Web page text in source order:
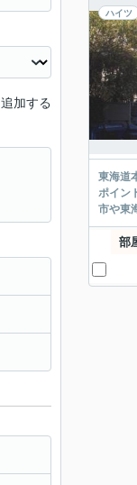
ハイツ
東海道
ポイン
市や東
部
追加する